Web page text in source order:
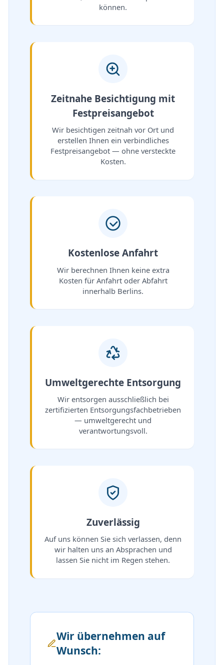
können.
Zeitnahe Besichtigung mit
Festpreisangebot
Wir besichtigen zeitnah vor Ort und
erstellen Ihnen ein verbindliches
Festpreisangebot — ohne versteckte
Kosten.
Kostenlose Anfahrt
Wir berechnen Ihnen keine extra
Kosten für Anfahrt oder Abfahrt
innerhalb Berlins.
Umweltgerechte Entsorgung
Wir entsorgen ausschließlich bei
zertifizierten Entsorgungsfachbetrieben
— umweltgerecht und
verantwortungsvoll.
Zuverlässig
Auf uns können Sie sich verlassen, denn
wir halten uns an Absprachen und
lassen Sie nicht im Regen stehen.
Wir übernehmen auf
Wunsch: